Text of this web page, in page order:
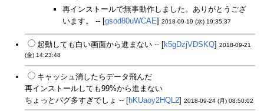
再インストールで無事動作しました。ありがとうござ
います。 -- [gsod80uWCAE] 2018-09-19 (水) 19:35:37
起動しても白い画面から進まない -- [k5gDzjVDSKQ] 2018-09-21
(金) 14:23:48
キャッシュ消したらデータ飛んだ
再インストールしても99%から進まない
ちょっとバグ多すぎでしょ -- [hKUaoy2HQL2] 2018-09-24 (月) 08:50:02